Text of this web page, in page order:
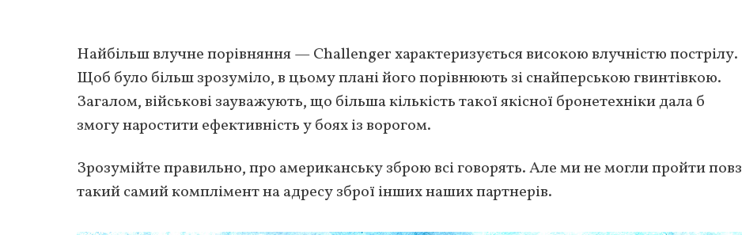
Найбільш влучне порівняння — Challenger характеризується високою влучністю пострілу.
Щоб було більш зрозуміло, в цьому плані його порівнюють зі снайперською гвинтівкою.
Загалом, військові зауважують, що більша кількість такої якісної бронетехніки дала б
змогу наростити ефективність у боях із ворогом.
Зрозумійте правильно, про американську зброю всі говорять. Але ми не могли пройти повз
такий самий комплімент на адресу зброї інших наших партнерів.